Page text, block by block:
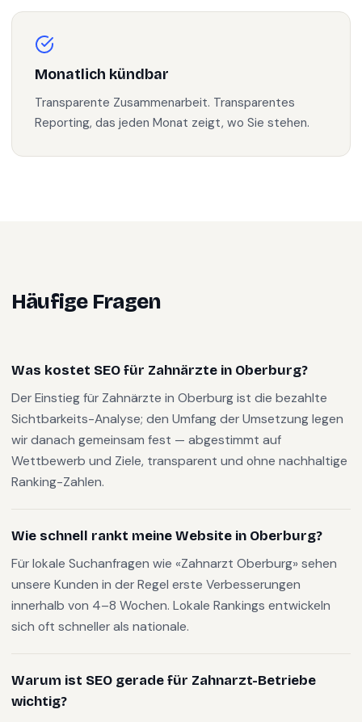
Monatlich kündbar
Transparente Zusammenarbeit. Transparentes
Reporting, das jeden Monat zeigt, wo Sie stehen.
Häufige Fragen
Was kostet SEO für Zahnärzte in Oberburg?
Der Einstieg für Zahnärzte in Oberburg ist die bezahlte
Sichtbarkeits-Analyse; den Umfang der Umsetzung legen
wir danach gemeinsam fest — abgestimmt auf
Wettbewerb und Ziele, transparent und ohne nachhaltige
Ranking-Zahlen.
Wie schnell rankt meine Website in Oberburg?
Für lokale Suchanfragen wie «Zahnarzt Oberburg» sehen
unsere Kunden in der Regel erste Verbesserungen
innerhalb von 4–8 Wochen. Lokale Rankings entwickeln
sich oft schneller als nationale.
Warum ist SEO gerade für Zahnarzt-Betriebe
wichtig?